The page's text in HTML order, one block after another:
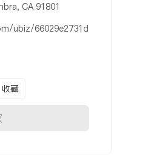
CA 91801
ubiz/66029e2731d
收藏